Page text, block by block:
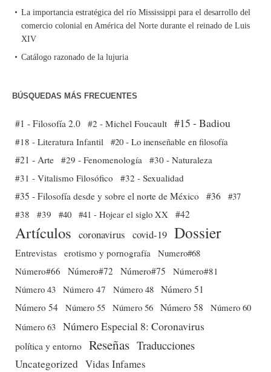
La importancia estratégica del río Mississippi para el desarrollo del
comercio colonial en América del Norte durante el reinado de Luis
XIV
Catálogo razonado de la lujuria
BÚSQUEDAS MÁS FRECUENTES
#1 - Filosofía 2.0 #2 - Michel Foucault #15 - Badiou
#18 - Literatura Infantil #20 - Lo inenseñable en filosofía
#21 - Arte #29 - Fenomenología #30 - Naturaleza
#31 - Vitalismo Filosófico
#32 - Sexualidad
#35 - Filosofía desde y sobre el norte de México #36 #37
#38
#39 #40 #41 - Hojear el siglo XX #42
Artículos coronavirus covid-19 Dossier
Entrevistas erotismo y pornografía Numero#68
Número#66
Número#72 Número#75
Número#81
Número 43 Número 47 Número 48 Número 51
Número 54 Número 55 Número 56 Número 58
Número 60
Número 63 Número Especial 8: Coronavirus
política y entorno Reseñas Traducciones
Uncategorized Vidas Infames